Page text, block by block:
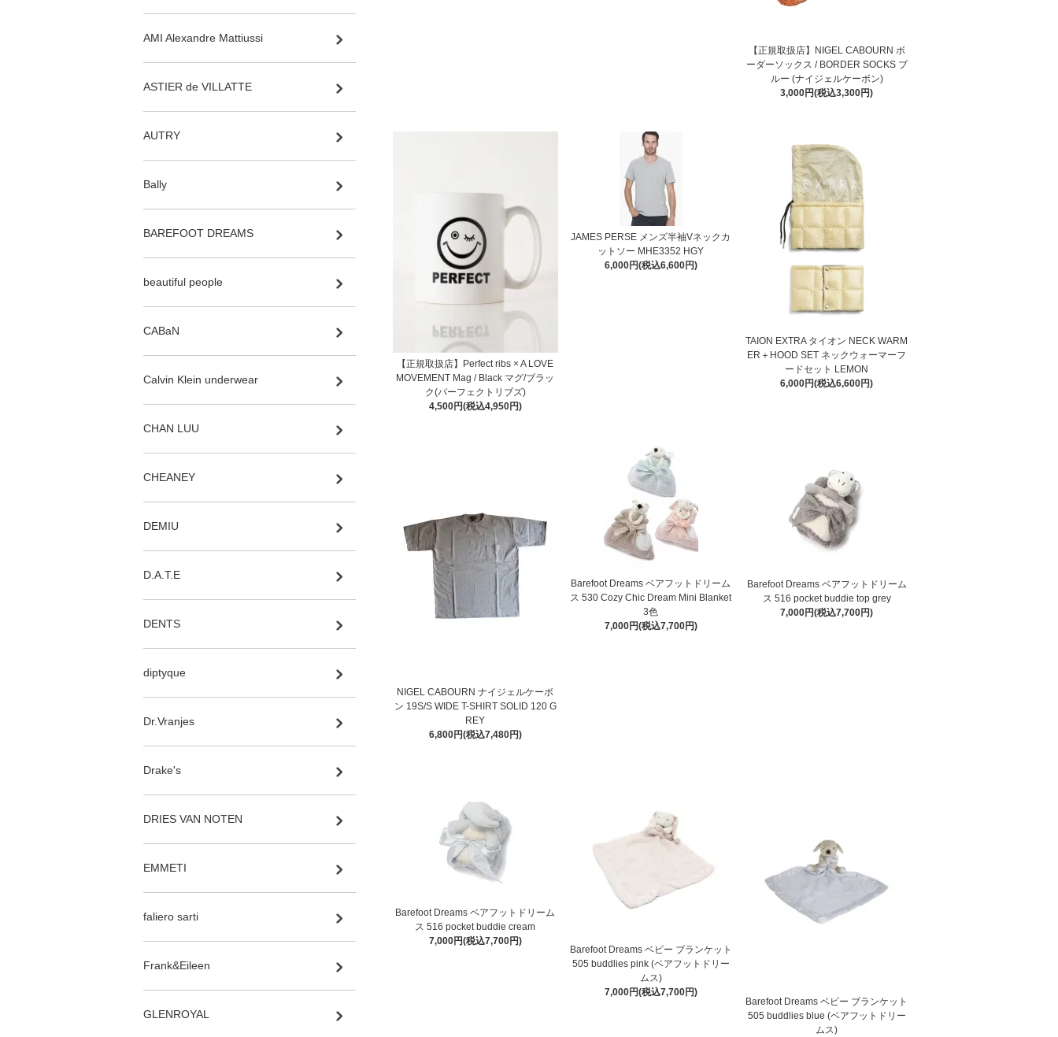
【正規取扱店】NIGEL CABOURN ボ
ーダーソックス / BORDER SOCKS ブ
ルー (ナイジェルケーボン)
3,000円(税込3,300円)
【正規取扱店】Perfect ribs × A LOVE
MOVEMENT Mag / Black マグ/ブラッ
ク(パーフェクトリブズ)
4,500円(税込4,950円)
JAMES PERSE メンズ半袖Vネックカ
ットソー MHE3352 HGY
6,000円(税込6,600円)
TAION EXTRA タイオン NECK WARM
ER＋HOOD SET ネックウォーマーフ
ードセット LEMON
6,000円(税込6,600円)
NIGEL CABOURN ナイジェルケーボ
ン 19S/S WIDE T-SHIRT SOLID 120 G
REY
6,800円(税込7,480円)
Barefoot Dreams ベアフットドリーム
ス 530 Cozy Chic Dream Mini Blanket
3色
7,000円(税込7,700円)
Barefoot Dreams ベアフットドリーム
ス 516 pocket buddie top grey
7,000円(税込7,700円)
Barefoot Dreams ベアフットドリーム
ス 516 pocket buddie cream
7,000円(税込7,700円)
Barefoot Dreams ベビー ブランケット
505 buddlies pink (ベアフットドリー
ムス)
7,000円(税込7,700円)
Barefoot Dreams ベビー ブランケット
505 buddlies blue (ベアフットドリー
ムス)
AMI Alexandre Mattiussi
ASTIER de VILLATTE
AUTRY
Bally
BAREFOOT DREAMS
beautiful people
CABaN
Calvin Klein underwear
CHAN LUU
CHEANEY
DEMIU
D.A.T.E
DENTS
diptyque
Dr.Vranjes
Drake's
DRIES VAN NOTEN
EMMETI
faliero sarti
Frank&Eileen
GLENROYAL